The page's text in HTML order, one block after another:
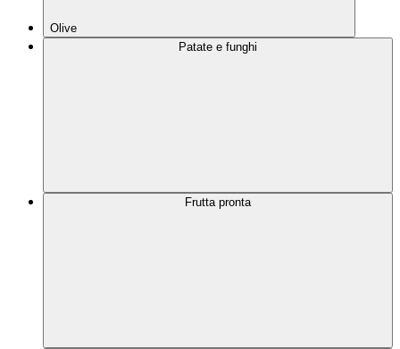
Olive
Patate e funghi
Frutta pronta